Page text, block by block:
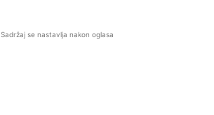
Sadržaj se nastavlja nakon oglasa